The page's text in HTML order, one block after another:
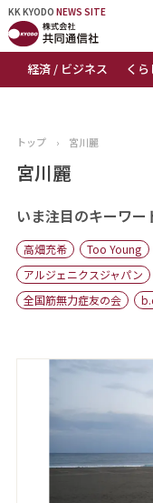
KK KYODO NEWS SITE
経済 / ビジネス くら
KK KYODONEWS SITE
トップページ
ニュース
おすすめコンテンツ
出版物
会社概要
トップ › 宮川麗
宮川麗
いま注目のキーワー
高畑充希 Too Young
アルジェニクスジャパン
全国筋無力症友の会